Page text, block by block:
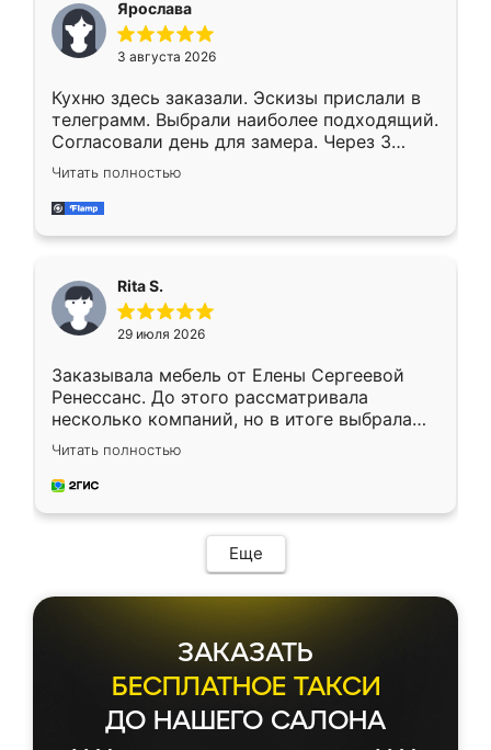
Ярослава
3 августа 2026
Кухню здесь заказали. Эскизы прислали в
телеграмм. Выбрали наиболее подходящий.
Согласовали день для замера. Через 3
недели кухня была уже готова. Остались
довольны работой. Спасибо Ренессанс
мебель за качественную работу!
Читать полностью
Rita S.
29 июля 2026
Заказывала мебель от Елены Сергеевой
Ренессанс. До этого рассматривала
несколько компаний, но в итоге выбрала
эту. Сначала обговорили условия, потом
приехал замерщик, всё спокойно объяснил
и снял размеры. Изготовили в срок, с
мебель сразу встала на свое место без
каких-либо доработок. Качеством осталась
довольна, все выглядит так, как и ожидала.
Читать полностью
Еще
ЗАКАЗАТЬ
БЕСПЛАТНОЕ ТАКСИ
ДО НАШЕГО САЛОНА